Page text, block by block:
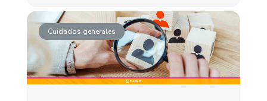
Cuidados generales